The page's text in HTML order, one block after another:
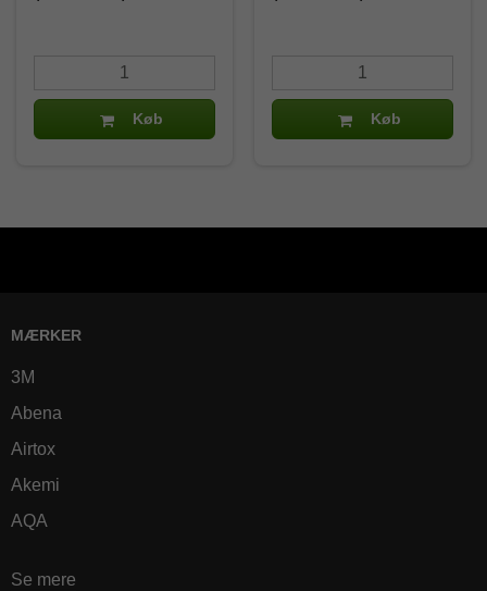
Køb Køb
MÆRKER
3M
Abena
Airtox
Akemi
AQA
Se mere